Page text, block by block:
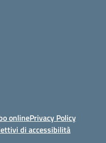
onlinePrivacy Policy
di accessibilità